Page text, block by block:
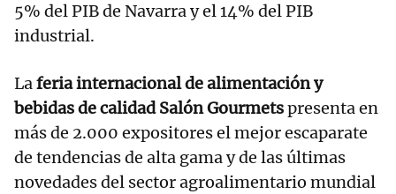
5% del PIB de Navarra y el 14% del PIB
industrial.
Laferia internacional de alimentación y
bebidas de calidad Salón Gourmetspresenta en
más de 2.000 expositores el mejor escaparate
de tendencias de alta gama y de las últimas
novedades del sector agroalimentario mundial